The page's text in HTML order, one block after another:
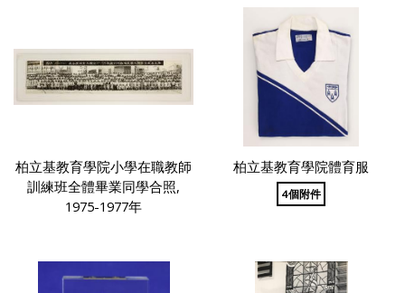
柏立基教育學院小學在職教師
訓練班全體畢業同學合照,
1975-1977年
柏立基教育學院體育服
4個附件